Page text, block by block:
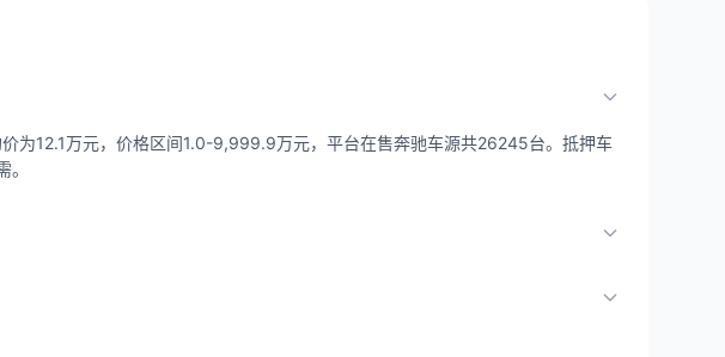
为12.1万元，价格区间1.0-9,999.9万元，平台在售奔驰车源共26245台。抵押车